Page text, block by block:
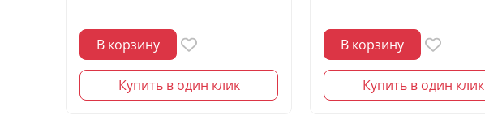
В корзину
Купить в один клик
В корзину
Купить в один клик